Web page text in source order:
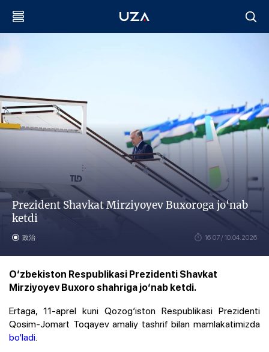
Prezident Shavkat Mirziyoyev Buxoroga jo‘nab
ketdi
政治 16:07 / 10.04.2026
O‘zbekiston Respublikasi Prezidenti Shavkat
Mirziyoyev Buxoro shahriga jo‘nab ketdi.
Ertaga, 11-aprel kuni Qozog‘iston Respublikasi Prezidenti
Qosim-Jomart Toqayev amaliy tashrif bilan mamlakatimizda
bo‘ladi.